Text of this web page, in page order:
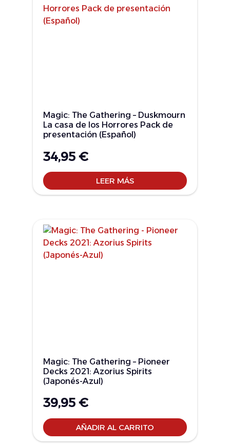
Magic: The Gathering – Duskmourn
La casa de los Horrores Pack de
presentación (Español)
34,95 €
LEER MÁS
Magic: The Gathering – Pioneer
Decks 2021: Azorius Spirits
(Japonés-Azul)
39,95 €
AÑADIR AL CARRITO